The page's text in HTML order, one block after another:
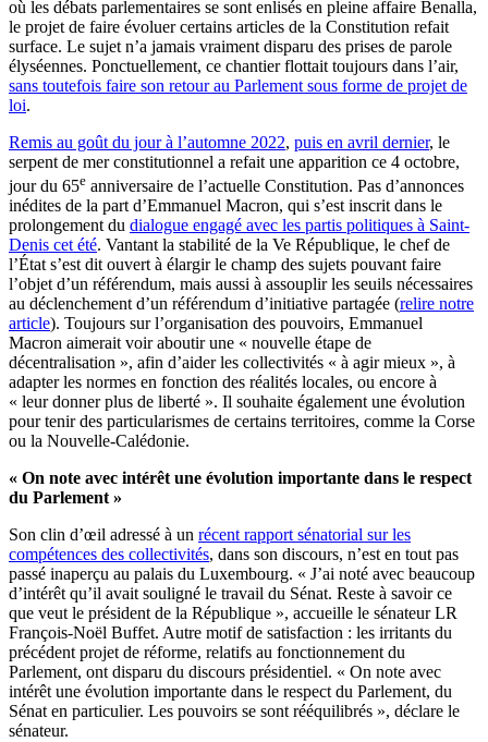
où les débats parlementaires se sont enlisés en pleine affaire Benalla,
le projet de faire évoluer certains articles de la Constitution refait
surface. Le sujet n’a jamais vraiment disparu des prises de parole
élyséennes. Ponctuellement, ce chantier flottait toujours dans l’air,
sans toutefois faire son retour au Parlement sous forme de projet de
loi.
Remis au goût du jour à l’automne 2022, puis en avril dernier, le
serpent de mer constitutionnel a refait une apparition ce 4 octobre,
jour du 65e anniversaire de l’actuelle Constitution. Pas d’annonces
inédites de la part d’Emmanuel Macron, qui s’est inscrit dans le
prolongement du dialogue engagé avec les partis politiques à Saint-
Denis cet été. Vantant la stabilité de la Ve République, le chef de
l’État s’est dit ouvert à élargir le champ des sujets pouvant faire
l’objet d’un référendum, mais aussi à assouplir les seuils nécessaires
au déclenchement d’un référendum d’initiative partagée (relire notre
article). Toujours sur l’organisation des pouvoirs, Emmanuel
Macron aimerait voir aboutir une « nouvelle étape de
décentralisation », afin d’aider les collectivités « à agir mieux », à
adapter les normes en fonction des réalités locales, ou encore à
« leur donner plus de liberté ». Il souhaite également une évolution
pour tenir des particularismes de certains territoires, comme la Corse
ou la Nouvelle-Calédonie.
« On note avec intérêt une évolution importante dans le respect
du Parlement »
Son clin d’œil adressé à un récent rapport sénatorial sur les
compétences des collectivités, dans son discours, n’est en tout pas
passé inaperçu au palais du Luxembourg. « J’ai noté avec beaucoup
d’intérêt qu’il avait souligné le travail du Sénat. Reste à savoir ce
que veut le président de la République », accueille le sénateur LR
François-Noël Buffet. Autre motif de satisfaction : les irritants du
précédent projet de réforme, relatifs au fonctionnement du
Parlement, ont disparu du discours présidentiel. « On note avec
intérêt une évolution importante dans le respect du Parlement, du
Sénat en particulier. Les pouvoirs se sont rééquilibrés », déclare le
sénateur.